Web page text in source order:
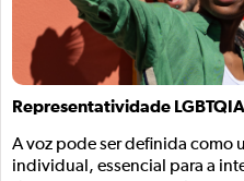
Representatividade
A voz pode ser definida como
individual, essencial para a